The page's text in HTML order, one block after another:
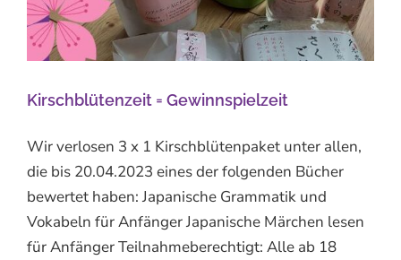
Kirschblütenzeit = Gewinnspielzeit
Wir verlosen 3 x 1 Kirschblütenpaket unter allen,
die bis 20.04.2023 eines der folgenden Bücher
bewertet haben: Japanische Grammatik und
Vokabeln für Anfänger Japanische Märchen lesen
für Anfänger Teilnahmeberechtigt: Alle ab 18